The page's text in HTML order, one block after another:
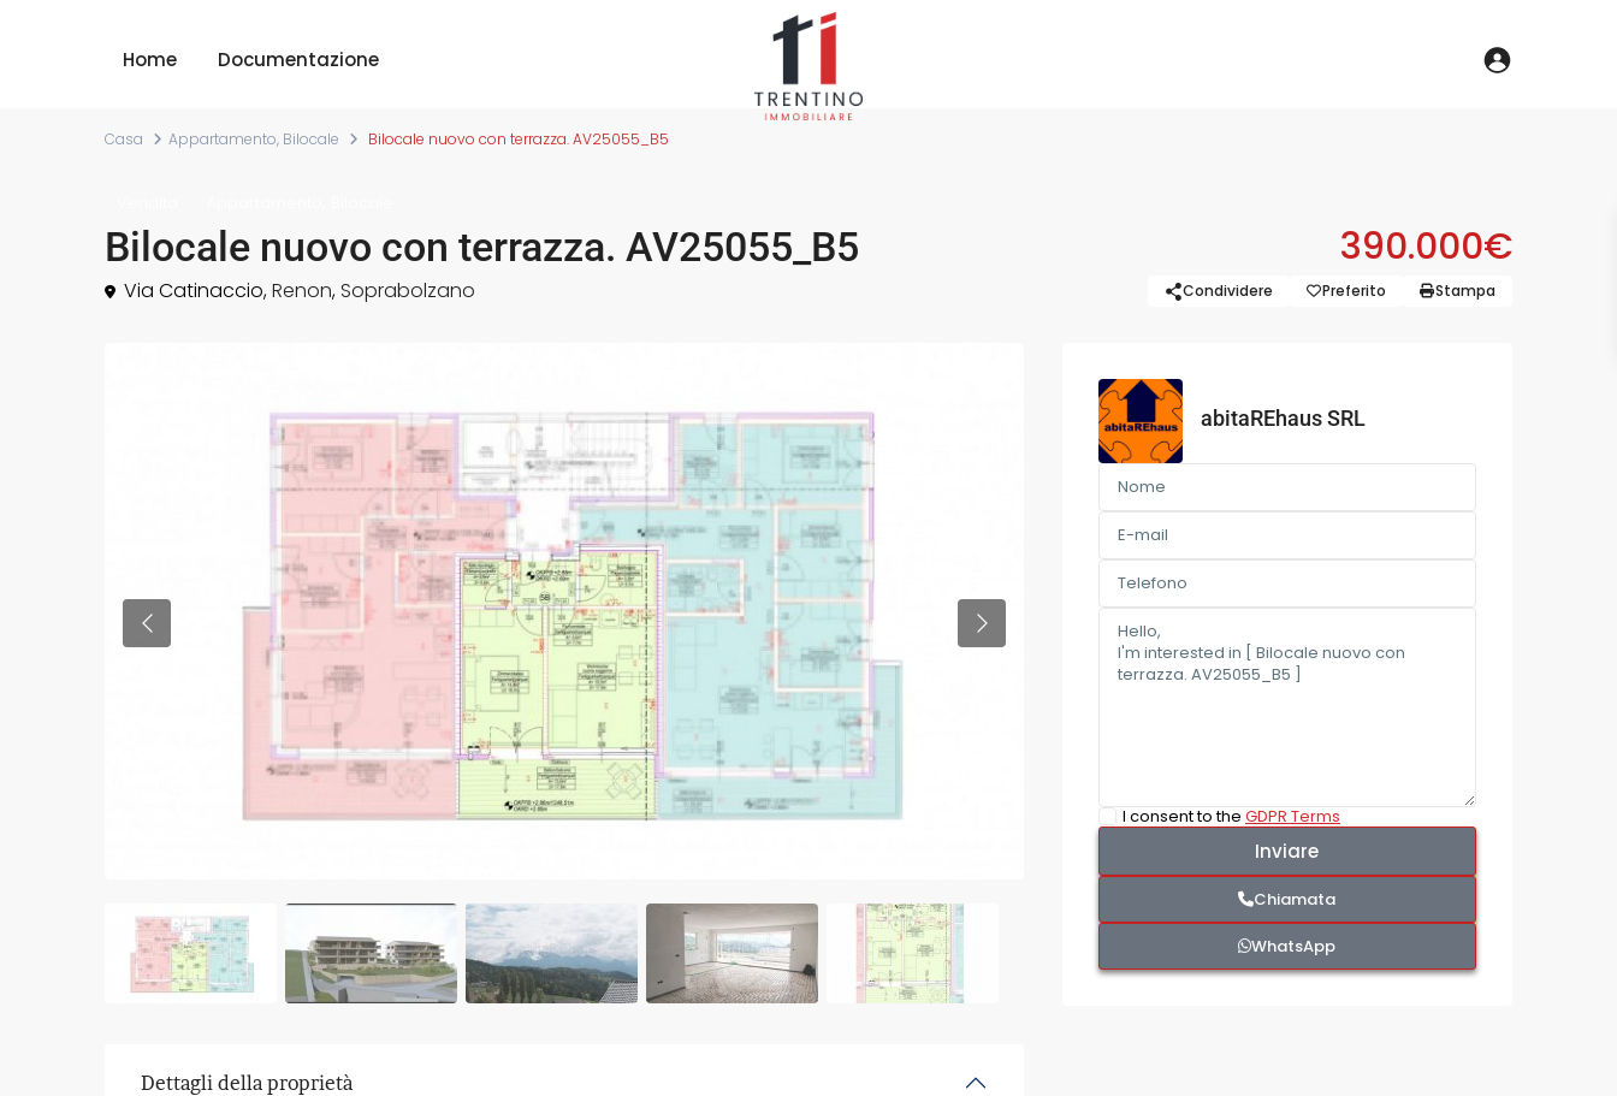
Home Documentazione
Casa Appartamento, Bilocale Bilocale nuovo con terrazza. AV25055_B5
Bilocale nuovo con terrazza. AV25055_B5 390.000€
Via Catinaccio,Renon, Soprabolzano Condividere Preferito Stampa
Previous Previous
Dettagli della proprietà
abitaREhaus SRL
I consent to the GDPR Terms
Chiamata
WhatsApp